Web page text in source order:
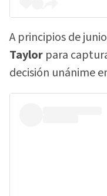
A principios de
Taylor para
decisión unánime